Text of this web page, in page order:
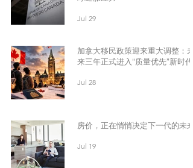
Jul 29
加拿大移民政策迎来重大调整：未
来三年正式进入“质量优先”新时代
Jul 28
房价，正在悄悄决定下一代的未来
Jul 19